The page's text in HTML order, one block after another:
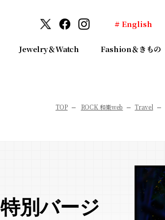
# English
Jewelry＆Watch Fashion＆きもの
TOP ROCK 和樂web Travel
別バージ